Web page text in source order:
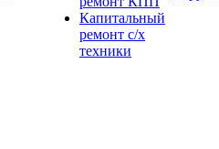
Капитальный
ремонт с/х
техники